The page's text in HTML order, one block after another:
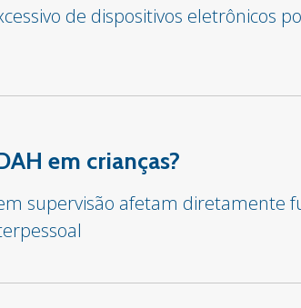
de dispositivos eletrônicos
em crianças?
supervisão afetam diretamente